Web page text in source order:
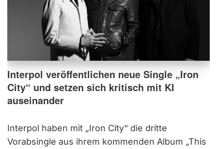
Interpol veröffentlichen neue Single „Iron
City“ und setzen sich kritisch mit KI
auseinander
Interpol haben mit „Iron City“ die dritte
Vorabsingle aus ihrem kommenden Album „This